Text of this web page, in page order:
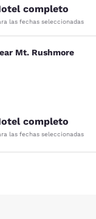
completo
las fechas seleccionadas
Mt.
Mt. Rushmore
Excelente. 1605 reseñas
completo
las fechas seleccionadas